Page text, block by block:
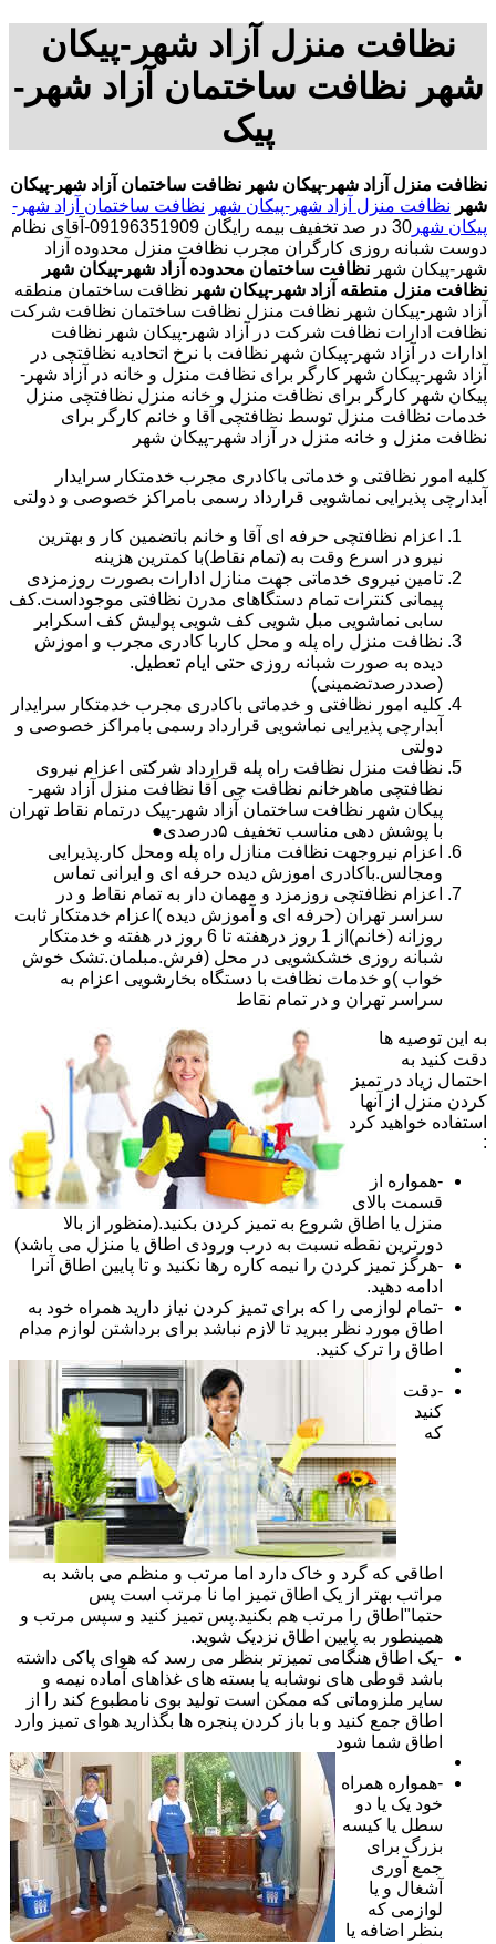
نظافت منزل آزاد شهر-پیکان
شهر نظافت ساختمان آزاد شهر-
پیک
نظافت منزل آزاد شهر-پیکان شهر نظافت ساختمان آزاد شهر-پیکان
شهر نظافت منزل آزاد شهر-پیکان شهر نظافت ساختمان آزاد شهر-
پیکان شهر
30 در صد تخفیف بیمه رایگان 09196351909-آقای نظام
دوست شبانه روزی کارگران مجرب نظافت منزل محدوده آزاد
شهر-پیکان شهر نظافت ساختمان محدوده آزاد شهر-پیکان شهر
نظافت منزل منطقه آزاد شهر-پیکان شهر نظافت ساختمان منطقه
آزاد شهر-پیکان شهر نظافت منزل نظافت ساختمان نظافت شرکت
نظافت ادارات نظافت شرکت در آزاد شهر-پیکان شهر نظافت
ادارات در آزاد شهر-پیکان شهر نظافت با نرخ اتحادیه نظافتچی در
آزاد شهر-پیکان شهر کارگر برای نظافت منزل و خانه در آزاد شهر-
پیکان شهر کارگر برای نظافت منزل و خانه منزل نظافتچی منزل
خدمات نظافت منزل توسط نظافتچی آقا و خانم کارگر برای
نظافت منزل و خانه منزل در آزاد شهر-پیکان شهر
کلیه امور نظافتی و خدماتی باکادری مجرب خدمتکار سرایدار
آبدارچی پذیرایی نماشویی قرارداد رسمی بامراکز خصوصی و دولتی
اعزام نظافتچی حرفه ای آقا و خانم باتضمین کار و بهترین
نیرو در اسرع وقت به (تمام نقاط)با کمترین هزینه
تامین نیروی خدماتی جهت منازل ادارات بصورت روزمزدی
پیمانی کنترات تمام دستگاهای مدرن نظافتی موجوداست.کف
سابی نماشویی مبل شویی کف شویی پولیش کف اسکرابر
نظافت منزل راه پله و محل کاربا کادری مجرب و اموزش
دیده به صورت شبانه روزی حتی ایام تعطیل.
(صددرصدتضمینی)
کلیه امور نظافتی و خدماتی باکادری مجرب خدمتکار سرایدار
آبدارچی پذیرایی نماشویی قرارداد رسمی بامراکز خصوصی و
دولتی
نظافت منزل نظافت راه پله قرارداد شرکتی اعزام نیروی
نظافتچی ماهرخانم نظافت چی آقا نظافت منزل آزاد شهر-
پیکان شهر نظافت ساختمان آزاد شهر-پیک درتمام نقاط تهران
با پوشش دهی مناسب تخفیف ۵درصدی●
اعزام نیروجهت نظافت منازل راه پله ومحل کار.پذیرایی
ومجالس.باکادری اموزش دیده حرفه ای و ایرانی تماس
اعزام نظافتچی روزمزد و مهمان دار به تمام نقاط و در
سراسر تهران (حرفه ای و آموزش دیده )اعزام خدمتکار ثابت
روزانه (خانم)از 1 روز درهفته تا 6 روز در هفته و خدمتکار
شبانه روزی خشکشویی در محل (فرش.مبلمان.تشک خوش
خواب )و خدمات نظافت با دستگاه بخارشویی اعزام به
سراسر تهران و در تمام نقاط
به این توصیه ها
دقت کنید به
احتمال زیاد در تمیز
کردن منزل از آنها
استفاده خواهید کرد
:
-همواره از
قسمت بالای
منزل یا اطاق شروع به تمیز کردن بکنید.(منظور از بالا
دورترین نقطه نسبت به درب ورودی اطاق یا منزل می باشد)
-هرگز تمیز کردن را نیمه کاره رها نکنید و تا پایین اطاق آنرا
ادامه دهید.
-تمام لوازمی را که برای تمیز کردن نیاز دارید همراه خود به
اطاق مورد نظر ببرید تا لازم نباشد برای برداشتن لوازم مدام
اطاق را ترک کنید.
-دقت
کنید
که
اطاقی که گرد و خاک دارد اما مرتب و منظم می باشد به
مراتب بهتر از یک اطاق تمیز اما نا مرتب است پس
حتما"اطاق را مرتب هم بکنید.پس تمیز کنید و سپس مرتب و
همینطور به پایین اطاق نزدیک شوید.
-یک اطاق هنگامی تمیزتر بنظر می رسد که هوای پاکی داشته
باشد قوطی های نوشابه یا بسته های غذاهای آماده نیمه و
سایر ملزوماتی که ممکن است تولید بوی نامطبوع کند را از
اطاق جمع کنید و با باز کردن پنجره ها بگذارید هوای تمیز وارد
اطاق شما شود
-همواره همراه
خود یک یا دو
سطل یا کیسه
بزرگ برای
جمع آوری
آشغال و یا
لوازمی که
بنظر اضافه یا